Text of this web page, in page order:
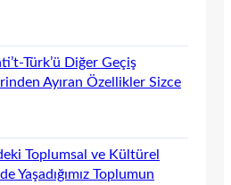
Türk’ü Diğer Geçiş
Ayıran Özellikler Sizce
Toplumsal ve Kültürel
Yaşadığımız Toplumun